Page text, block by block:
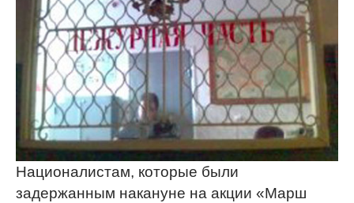
Националистам, которые были
задержанным накануне на акции «Марш